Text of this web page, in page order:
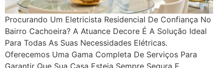
Procurando Um Eletricista Residencial De Confiança No
Bairro Cachoeira? A Atuance Decore É A Solução Ideal
Para Todas As Suas Necessidades Elétricas.
Oferecemos Uma Gama Completa De Serviços Para
Garantir Que Sua Casa Esteja Sempre Segura E